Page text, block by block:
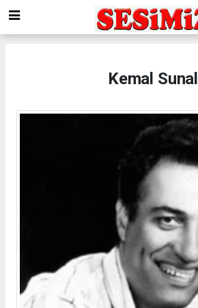
Kemal Sunal